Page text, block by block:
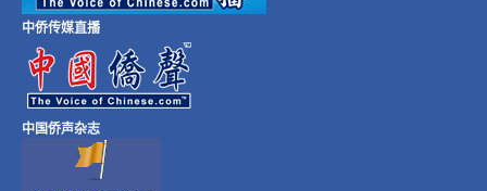
中侨传媒直播
中国侨声杂志